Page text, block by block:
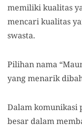
memiliki kualitas
mencari kualitas
swasta.
Pilihan nama
yang menarik
Dalam komunikasi
besar dalam